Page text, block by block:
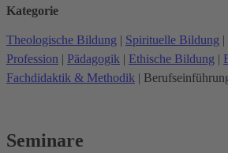
Kategorie
Theologische Bildung | Spirituelle Bildung |
Profession | Pädagogik | Ethische Bildung |
Fachdidaktik & Methodik |
Seminare